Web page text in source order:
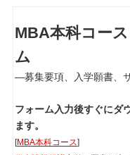
MBA本科コー
ム
―募集要項、入学願書、
フォーム入力後すぐにダ
ます。
[MBA本科コース]